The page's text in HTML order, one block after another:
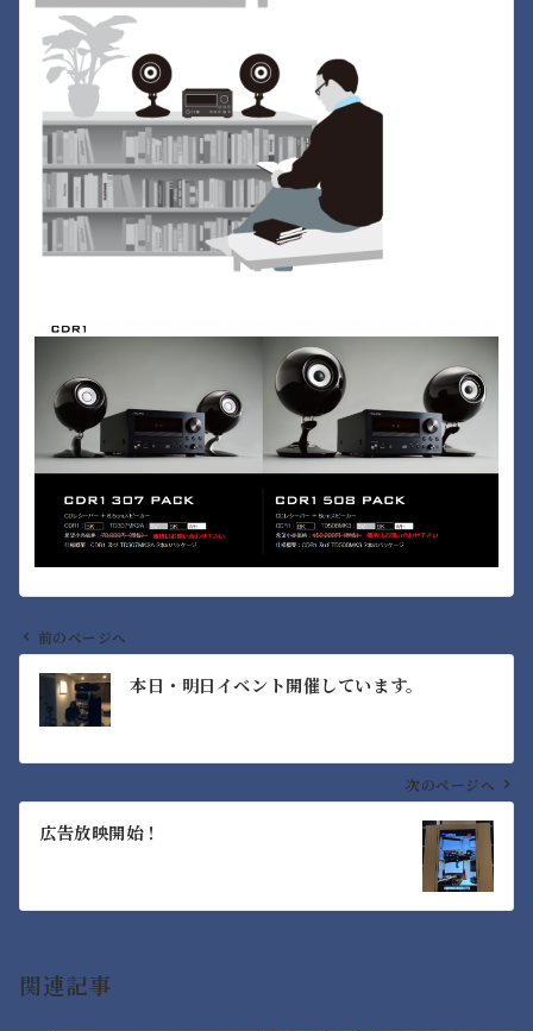
ビ
ン
前のページへ
本日・明日イベント開催しています。
次のページへ
広告放映開始！
関連記事